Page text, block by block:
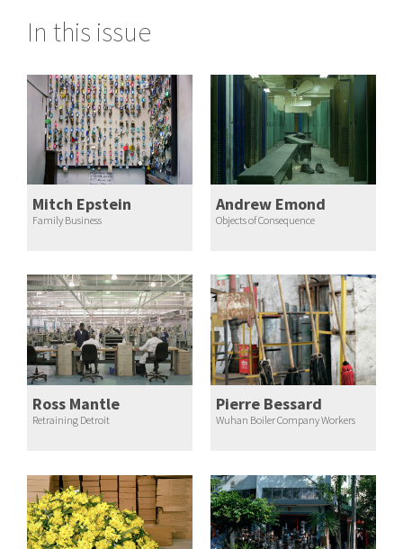
In this issue
Mitch Epstein
Family Business
Andrew Emond
Objects of Consequence
Ross Mantle
Retraining Detroit
Pierre Bessard
Wuhan Boiler Company Workers